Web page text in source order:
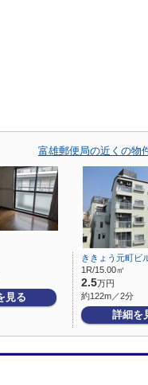
富雄郵便局の近くの物
見る
ききょう元町ビ
1R/15.00㎡
2.5万円
約122m／2分
詳細を